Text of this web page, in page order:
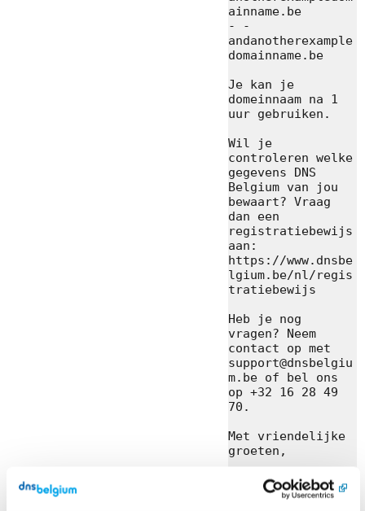
ainname.be
- -
andanotherexample
domainname.be
Je kan je
domeinnaam na 1
uur gebruiken.
Wil je
controleren welke
gegevens DNS
Belgium van jou
bewaart? Vraag
dan een
registratiebewijs
aan:
https://www.dnsbe
lgium.be/nl/regis
tratiebewijs
Heb je nog
vragen? Neem
contact op met
support@dnsbelgiu
m.be of bel ons
op +32 16 28 49
70.
Met vriendelijke
groeten,
DNS Belgium